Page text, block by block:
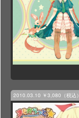
2010.03.10 ￥3,080（税込）